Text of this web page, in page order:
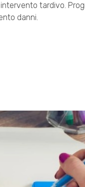
tardivo.
danni.